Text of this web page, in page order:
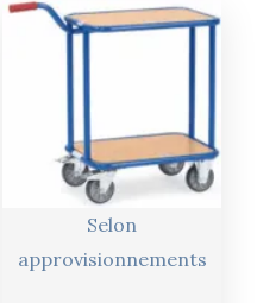
Selon
approvisionnements
prix
prix